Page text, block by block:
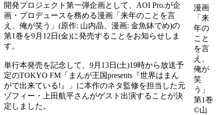
漫画
「来
年の
こと
を言
え、
俺が
笑
う」
第1巻
©︎山
開発プロジェクト第一弾企画として、AOI Pro.が企
画・プロデュースを務める漫画「来年のことを言
え、俺が笑う」(原作: 山内晶、漫画: 金魚鉢でめ)の
第1巻を9月12日(金)に発売することをお知らせしま
す。
単行本発売を記念して、9月13日(土)19時から放送予
定のTOKYO FM「まんが王国presents『世界はまん
がで出来ている!』」に本作のネタ監修を担当した元
ゾフィー・上田航平さんがゲスト出演することが決
定しました。